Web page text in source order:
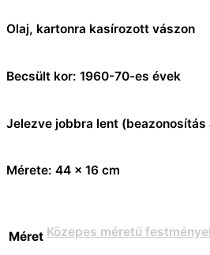
Olaj, kartonra kasírozott vászon
Becsült kor: 1960-70-es évek
Jelezve jobbra lent (beazonosítás
Mérete: 44 x 16 cm
Méret Közepes méretű